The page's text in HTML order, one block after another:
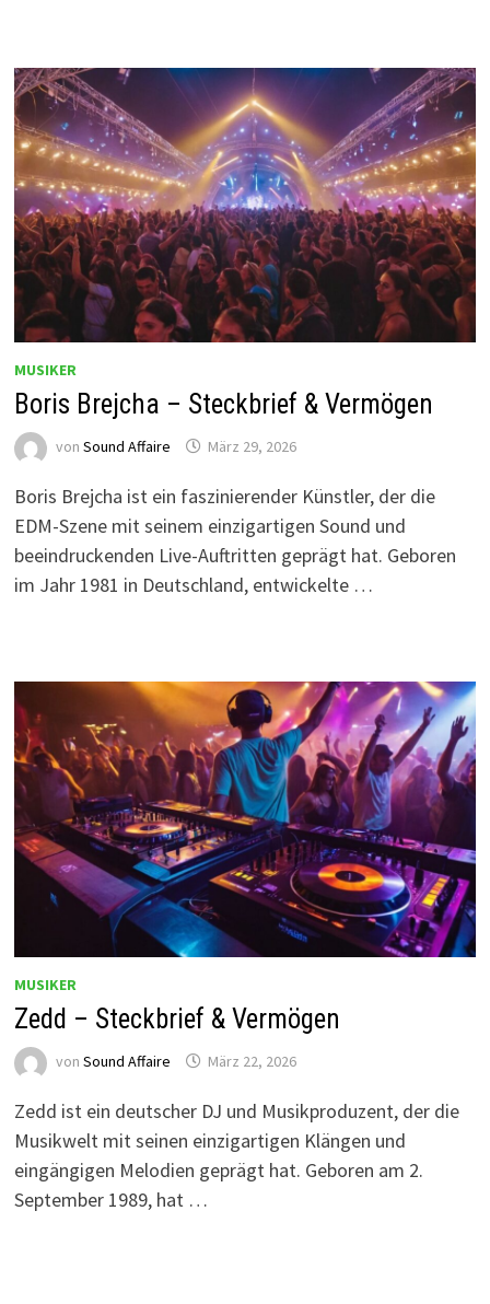
MUSIKER
Boris Brejcha – Steckbrief & Vermögen
von Sound Affaire März 29, 2026
Boris Brejcha ist ein faszinierender Künstler, der die
EDM-Szene mit seinem einzigartigen Sound und
beeindruckenden Live-Auftritten geprägt hat. Geboren
im Jahr 1981 in Deutschland, entwickelte …
MUSIKER
Zedd – Steckbrief & Vermögen
von Sound Affaire März 22, 2026
Zedd ist ein deutscher DJ und Musikproduzent, der die
Musikwelt mit seinen einzigartigen Klängen und
eingängigen Melodien geprägt hat. Geboren am 2.
September 1989, hat …